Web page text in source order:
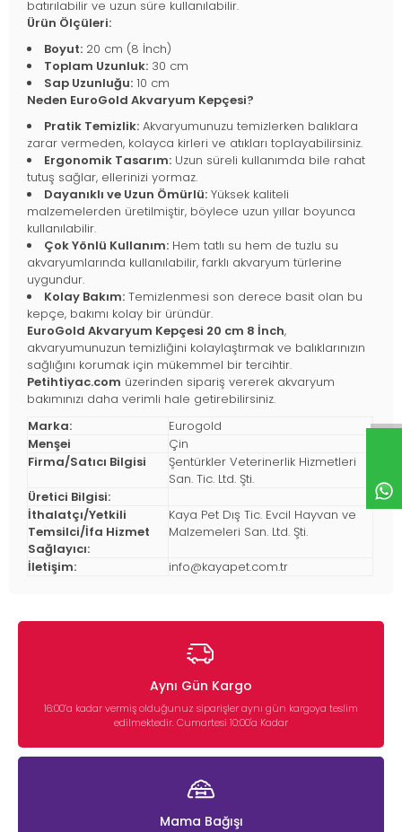
batırılabilir ve uzun süre kullanılabilir.
Ürün Ölçüleri:
Boyut: 20 cm (8 İnch)
Toplam Uzunluk: 30 cm
Sap Uzunluğu: 10 cm
Neden EuroGold Akvaryum Kepçesi?
Pratik Temizlik: Akvaryumunuzu temizlerken balıklara
zarar vermeden, kolayca kirleri ve atıkları toplayabilirsiniz.
Ergonomik Tasarım: Uzun süreli kullanımda bile rahat
tutuş sağlar, ellerinizi yormaz.
Dayanıklı ve Uzun Ömürlü: Yüksek kaliteli
malzemelerden üretilmiştir, böylece uzun yıllar boyunca
kullanılabilir.
Çok Yönlü Kullanım: Hem tatlı su hem de tuzlu su
akvaryumlarında kullanılabilir, farklı akvaryum türlerine
uygundur.
Kolay Bakım: Temizlenmesi son derece basit olan bu
kepçe, bakımı kolay bir üründür.
EuroGold Akvaryum Kepçesi 20 cm 8 İnch,
akvaryumunuzun temizliğini kolaylaştırmak ve balıklarınızın
sağlığını korumak için mükemmel bir tercihtir.
Petihtiyac.com üzerinden sipariş vererek akvaryum
bakımınızı daha verimli hale getirebilirsiniz.
Marka:
Eurogold
Menşei
Çin
Firma/Satıcı Bilgisi
Şentürkler Veterinerlik Hizmetleri
San. Tic. Ltd. Şti.
Üretici Bilgisi:
İthalatçı/Yetkili
Temsilci/İfa Hizmet
Sağlayıcı:
Kaya Pet Dış Tic. Evcil Hayvan ve
Malzemeleri San. Ltd. Şti.
İletişim: info@kayapet.com.tr
Aynı Gün Kargo
16:00’a kadar vermiş olduğunuz siparişler aynı gün kargoya teslim
edilmektedir. Cumartesi 10:00'a Kadar
Mama Bağışı